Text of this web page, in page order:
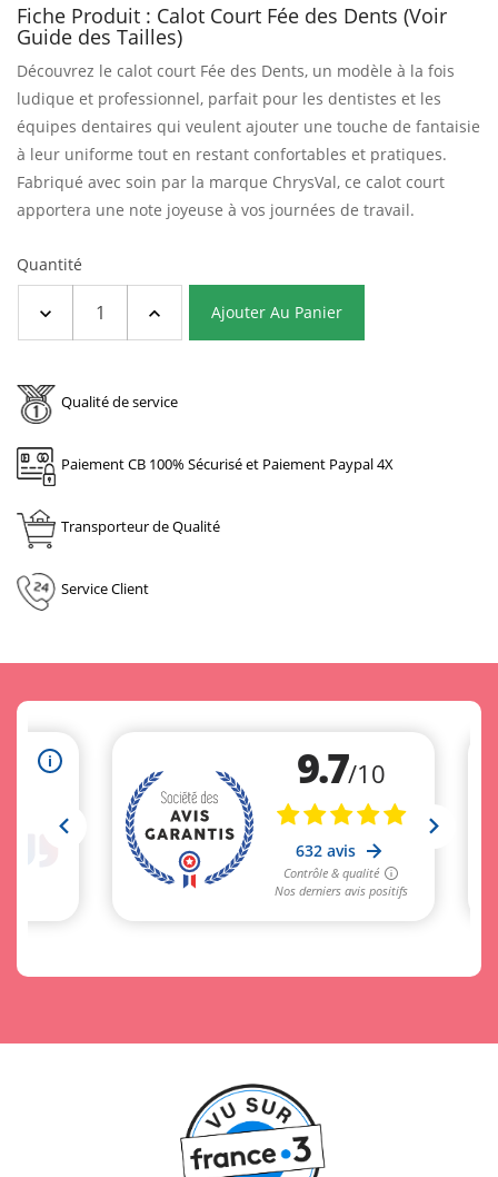
Fiche Produit : Calot Court Fée des Dents (Voir
Guide des Tailles)
Découvrez le calot court Fée des Dents, un modèle à la fois
ludique et professionnel, parfait pour les dentistes et les
équipes dentaires qui veulent ajouter une touche de fantaisie
à leur uniforme tout en restant confortables et pratiques.
Fabriqué avec soin par la marque ChrysVal, ce calot court
apportera une note joyeuse à vos journées de travail.
Quantité
Ajouter Au Panier
Qualité de service
Paiement CB 100% Sécurisé et Paiement Paypal 4X
Transporteur de Qualité
Service Client